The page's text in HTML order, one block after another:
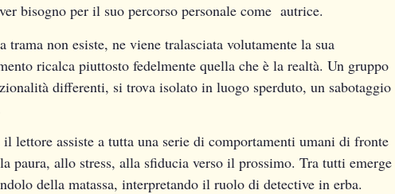
bisogno per il suo percorso personale come autrice.
trama non esiste, ne viene tralasciata volutamente la sua
ricalca piuttosto fedelmente quella che è la realtà. Un gruppo
differenti, si trova isolato in luogo sperduto, un sabotaggio
lettore assiste a tutta una serie di comportamenti umani di fronte
paura, allo stress, alla sfiducia verso il prossimo. Tra tutti emerge
della matassa, interpretando il ruolo di detective in erba.